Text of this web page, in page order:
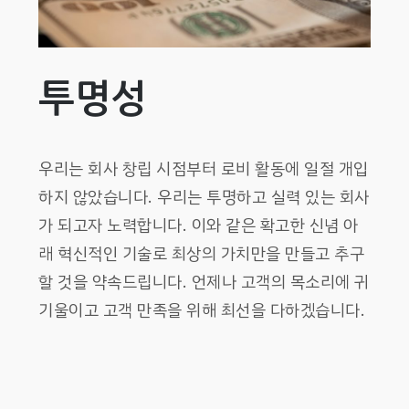
투명성
우리는 회사 창립 시점부터 로비 활동에 일절 개입
하지 않았습니다. 우리는 투명하고 실력 있는 회사
가 되고자 노력합니다. 이와 같은 확고한 신념 아
래 혁신적인 기술로 최상의 가치만을 만들고 추구
할 것을 약속드립니다. 언제나 고객의 목소리에 귀
기울이고 고객 만족을 위해 최선을 다하겠습니다.